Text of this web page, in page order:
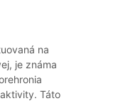
na
je známa
Táto